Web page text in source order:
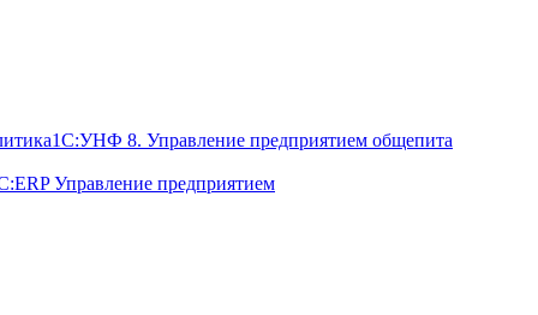
1С:УНФ 8. Управление предприятием общепита
Управление предприятием